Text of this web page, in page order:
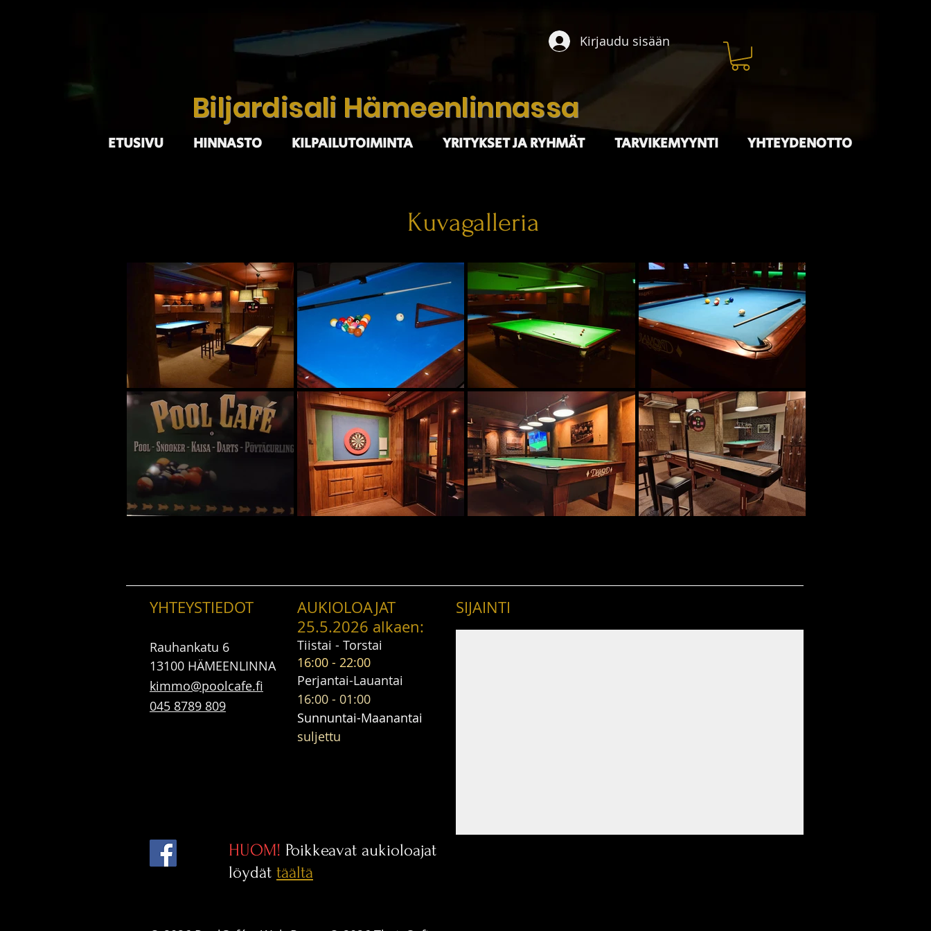
Kirjaudu sisään
ETUSIVU HINNASTO KILPAILUTOIMINTA YRITYKSET JA RYHMÄT TARVIKEMYYNTI YHTEYDENOTTO
Biljardisali Hämeenlinnassa
Kuvagalleria
YHTEYSTIEDOT
Rauhankatu 6
13100 HÄMEENLINNA
kimmo@poolcafe.fi
045 8789 809
AUKIOLOAJAT
25.5.2026 alkaen:
Tiistai - Torstai
16:00 - 22:00
Perjantai-Lauantai
16:00 - 01:00
Sunnuntai-Maanantai
suljettu
SIJAINTI
HUOM! Poikkeavat aukioloajat
löydät täältä